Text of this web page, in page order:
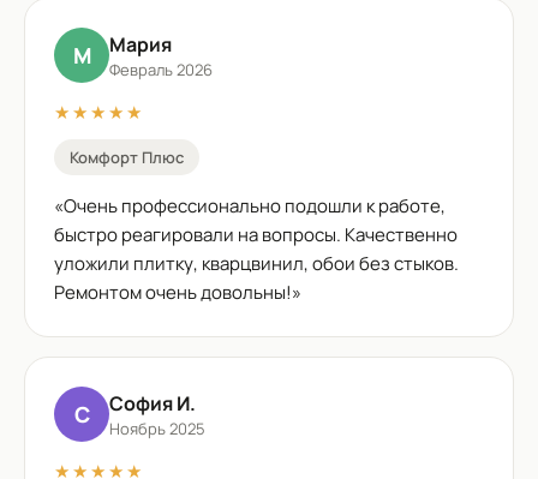
М Мария
Февраль 2026
★★★★★
Комфорт Плюс
«Очень профессионально подошли к работе,
быстро реагировали на вопросы. Качественно
уложили плитку, кварцвинил, обои без стыков.
Ремонтом очень довольны!»
С София И.
Ноябрь 2025
★★★★★